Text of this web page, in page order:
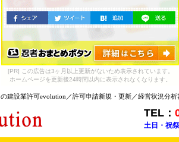
[PR] この広告は3ヶ月以上更新がないため表示されています。
ホームページを更新後24時間以内に表示されなくなります。
の建設業許可evolution ／許可申請新規・更新／経営状況分
TEL：
土日・祝